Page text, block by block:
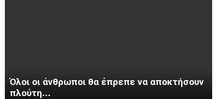
Όλοι οι άνθρωποι θα έπρεπε να αποκτήσουν
πλούτη…